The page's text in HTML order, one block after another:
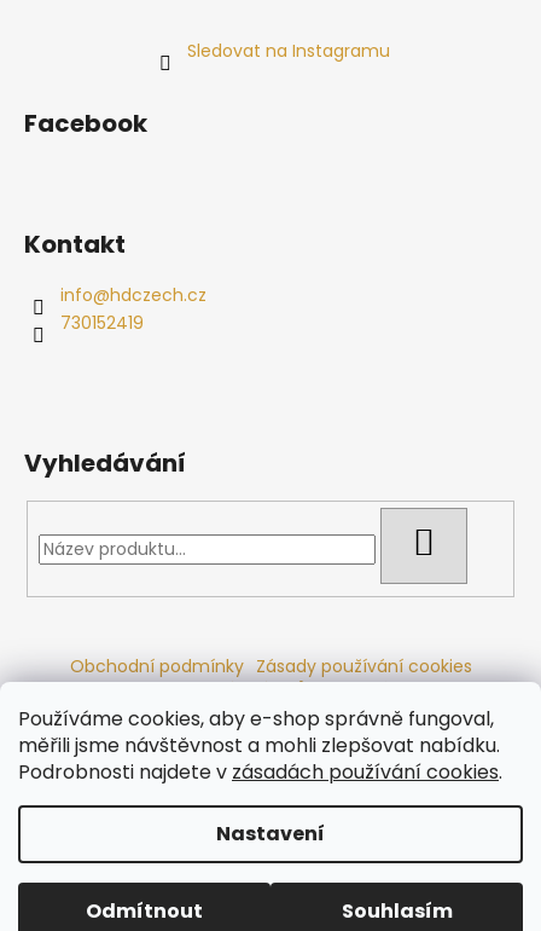
Používáme cookies, aby e-shop správně fungoval,
měřili jsme návštěvnost a mohli zlepšovat nabídku.
Podrobnosti najdete v zásadách používání cookies.
Nastavení
Odmítnout Souhlasím
Sledovat na Instagramu
Facebook
Kontakt
info@hdczech.cz
730152419
Vyhledávání
Obchodní podmínky Zásady používání cookies
Ochrana osobních údajů Dřevěné sauny
Odstoupení od smlouvy Reklamační řád Kontakty
Koupací sudy
Radiátory
Copyright 2026Ráj saun. Všechna práva vyhrazena.
Upravit nastavení cookies